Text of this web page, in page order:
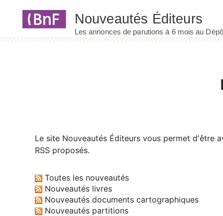
Le site Nouveautés Éditeurs vous permet d'être
RSS proposés.
Toutes les nouveautés
Nouveautés livres
Nouveautés documents cartographiques
Nouveautés partitions